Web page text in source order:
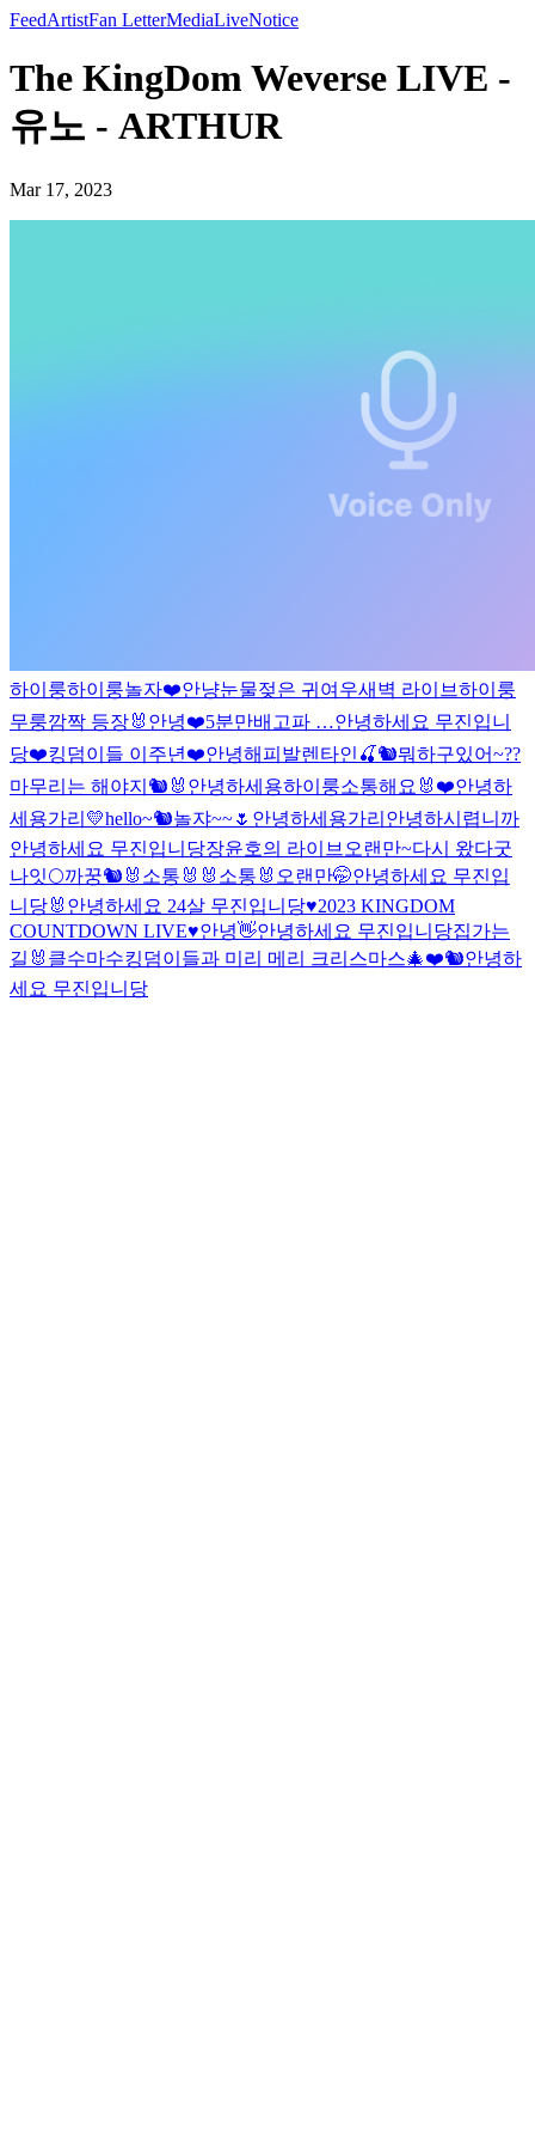
FeedArtistFan LetterMediaLiveNotice
The KingDom Weverse LIVE -
유노 - ARTHUR
Mar 17, 2023
하이룽하이룽놀자❤️안냥눈물젖은 귀여우새벽 라이브하이룽
무룽깜짝 등장🐰 안녕❤️5분만배고파 …안녕하세요 무진입니
당❤️킹덤이들 이주년❤️안녕해피발렌타인 🍒🐿뭐하구있어~??
마무리는 해야지 🐿🐰 안녕하세용하이룽소통해요🐰❤️안녕하
세용가리💛hello~🐿놀쟈~~🌷 안녕하세용가리 안녕하시렵니까
안녕하세요 무진입니당장윤호의 라이브 오랜만~다시 왔다굿
나잇🌕까꿍🐿 🐰소통🐰 🐰소통🐰 오랜만🤭안녕하세요 무진입
니당🐰 안녕하세요 24살 무진입니당♥2023 KINGDOM
COUNTDOWN LIVE♥안녕👋안녕하세요 무진입니당집가는
길 🐰 클수마수킹덤이들과 미리 메리 크리스마스🎄❤️🐿안녕하
세요 무진입니당